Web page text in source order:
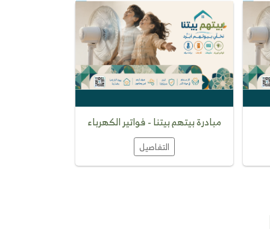
مبادرة بيتهم بيتنا - فواتير الكهرباء
التفاصيل